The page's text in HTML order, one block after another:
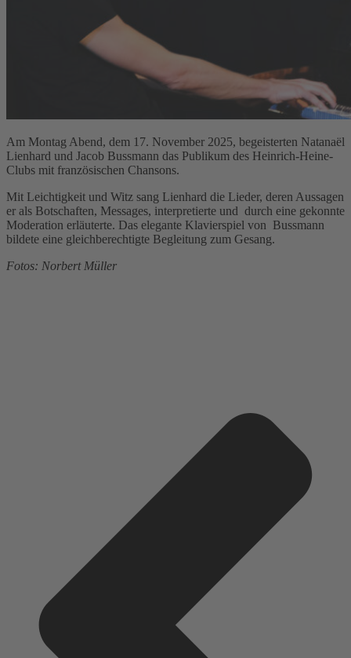
Am Montag Abend, dem 17. November 2025, begeisterten Natanaël
Lienhard und Jacob Bussmann das Publikum des Heinrich-Heine-
Clubs mit französischen Chansons.
Mit Leichtigkeit und Witz sang Lienhard die Lieder, deren Aussagen
er als Botschaften, Messages, interpretierte und durch eine gekonnte
Moderation erläuterte. Das elegante Klavierspiel von Bussmann
bildete eine gleichberechtigte Begleitung zum Gesang.
Fotos: Norbert Müller